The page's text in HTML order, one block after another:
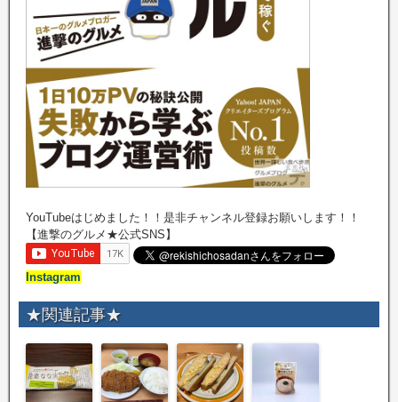
YouTubeはじめました！！是非チャンネル登録お願いします！！
【進撃のグルメ★公式SNS】
Instagram
★関連記事★